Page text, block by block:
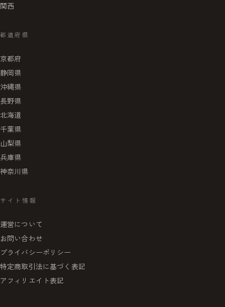
関西
都道府県
京都府
静岡県
沖縄県
長野県
北海道
千葉県
山梨県
兵庫県
神奈川県
サイト情報
運営について
お問い合わせ
プライバシーポリシー
特定商取引法に基づく表記
アフィリエイト表記